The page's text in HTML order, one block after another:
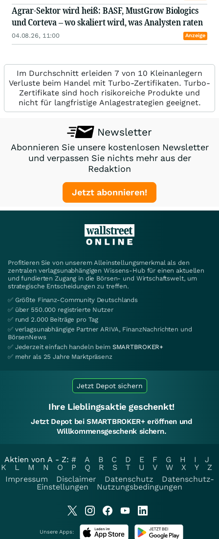
Agrar-Sektor wird heiß: BASF, MustGrow Biologics
und Corteva – wo skaliert wird, was Analysten raten
04.08.26, 11:00 Anzeige
Im Durchschnitt erleiden 7 von 10 Kleinanlegern
Verluste beim Handel mit Turbo-Zertifikaten. Turbo-
Zertifikate sind hoch risikoreiche Produkte und
nicht für langfristige Anlagestrategien geeignet.
Newsletter
Abonnieren Sie unsere kostenlosen Newsletter
und verpassen Sie nichts mehr aus der
Redaktion
Jetzt abonnieren!
Profitieren Sie von unserem Alleinstellungsmerkmal als den
zentralen verlagsunabhängigen Wissens-Hub für einen aktuellen
und fundierten Zugang in die Börsen- und Wirtschaftswelt, um
strategische Entscheidungen zu treffen.
✅ Größte Finanz-Community Deutschlands
✅ über 550.000 registrierte Nutzer
✅ rund 2.000 Beiträge pro Tag
✅ verlagsunabhängige Partner ARIVA, FinanzNachrichten und
BörsenNews
✅ Jederzeit einfach handeln beim SMARTBROKER+
✅ mehr als 25 Jahre Marktpräsenz
Jetzt Depot sichern
Ihre Lieblingsaktie geschenkt!
Jetzt Depot bei SMARTBROKER+ eröffnen und
Willkommensgeschenk sichern.
Aktien von A - Z: # A B C D E F G H I
J
K
L M N O P Q R S T U V W X Y
Z
Impressum
Disclaimer Datenschutz
Datenschutz-
Einstellungen
Nutzungsbedingungen
Unsere Apps: